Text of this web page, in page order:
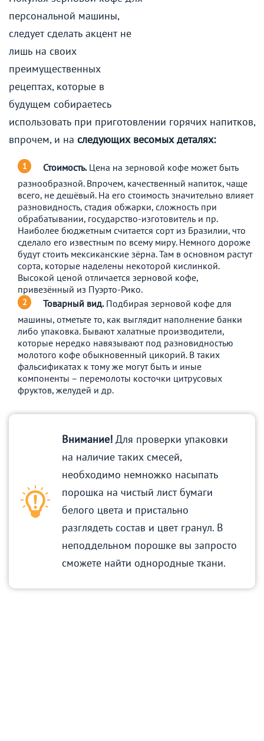
персональной машины,
следует сделать акцент не
лишь на своих
преимущественных
рецептах, которые в
будущем собираетесь
использовать при приготовлении горячих напитков,
впрочем, и на следующих весомых деталях:
Стоимость.Цена на зерновой кофе может быть
разнообразной. Впрочем, качественный напиток, чаще
всего, не дешёвый. На его стоимость значительно влияет
разновидность, стадия обжарки, сложность при
обрабатывании, государство-изготовитель и пр.
Наиболее бюджетным считается сорт из Бразилии, что
сделало его известным по всему миру. Немного дороже
будут стоить мексиканские зёрна. Там в основном растут
сорта, которые наделены некоторой кислинкой.
Высокой ценой отличается зерновой кофе,
привезённый из Пуэрто-Рико.
Товарный вид.Подбирая зерновой кофе для
машины, отметьте то, как выглядит наполнение банки
либо упаковка. Бывают халатные производители,
которые нередко навязывают под разновидностью
молотого кофе обыкновенный цикорий. В таких
фальсификатах к тому же могут быть и иные
компоненты – перемолоты косточки цитрусовых
фруктов, желудей и др.
Внимание! Для проверки упаковки
на наличие таких смесей,
необходимо немножко насыпать
порошка на чистый лист бумаги
белого цвета и пристально
разглядеть состав и цвет гранул. В
неподдельном порошке вы запросто
сможете найти однородные ткани.